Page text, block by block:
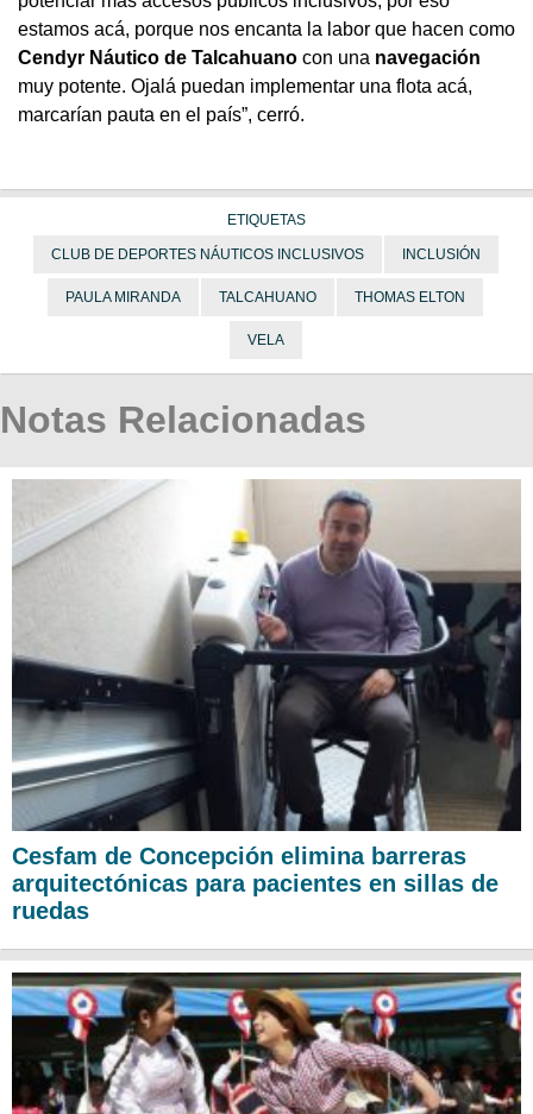
estamos acá, porque nos encanta la labor que hacen como
Cendyr Náutico de Talcahuano con una navegación
muy potente. Ojalá puedan implementar una flota acá,
marcarían pauta en el país”, cerró.
ETIQUETAS
CLUB DE DEPORTES NÁUTICOS INCLUSIVOS INCLUSIÓN
PAULA MIRANDA TALCAHUANO THOMAS ELTON
VELA
Notas Relacionadas
Cesfam de Concepción elimina barreras
arquitectónicas para pacientes en sillas de
ruedas